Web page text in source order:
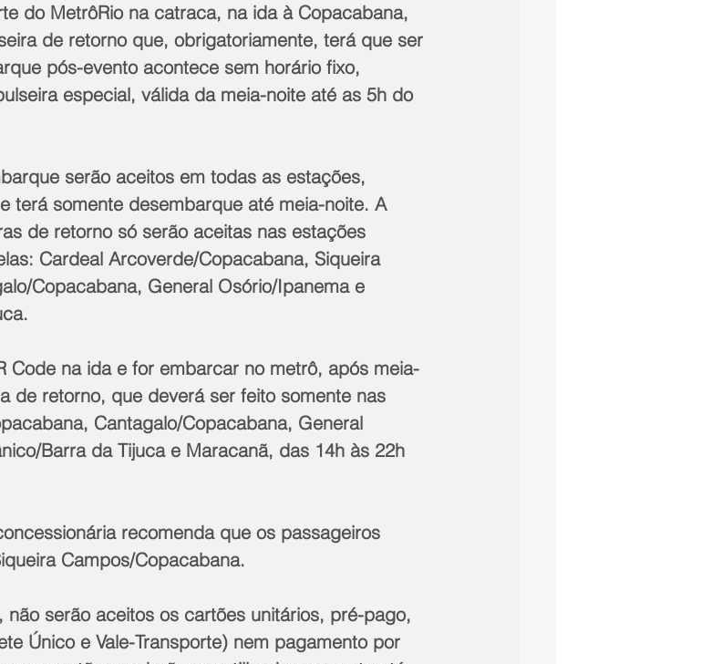
do MetrôRio na catraca, na ida à Copacabana,
de retorno que, obrigatoriamente, terá que ser
pós-evento acontece sem horário fixo,
especial, válida da meia-noite até as 5h do
serão aceitos em todas as estações,
terá somente desembarque até meia-noite. A
de retorno só serão aceitas nas estações
Cardeal Arcoverde/Copacabana, Siqueira
Copacabana, General Osório/Ipanema e
Code na ida e for embarcar no metrô, após meia-
de retorno, que deverá ser feito somente nas
Cantagalo/Copacabana, General
Barra da Tijuca e Maracanã, das 14h às 22h
recomenda que os passageiros
Campos/Copacabana.
serão aceitos os cartões unitários, pré-pago,
Único e Vale-Transporte) nem pagamento por